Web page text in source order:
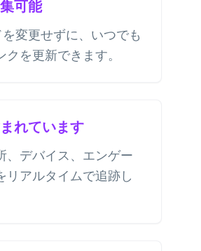
可能
変更せずに、いつでも
クを更新できます。
れています
、デバイス、エンゲー
リアルタイムで追跡し